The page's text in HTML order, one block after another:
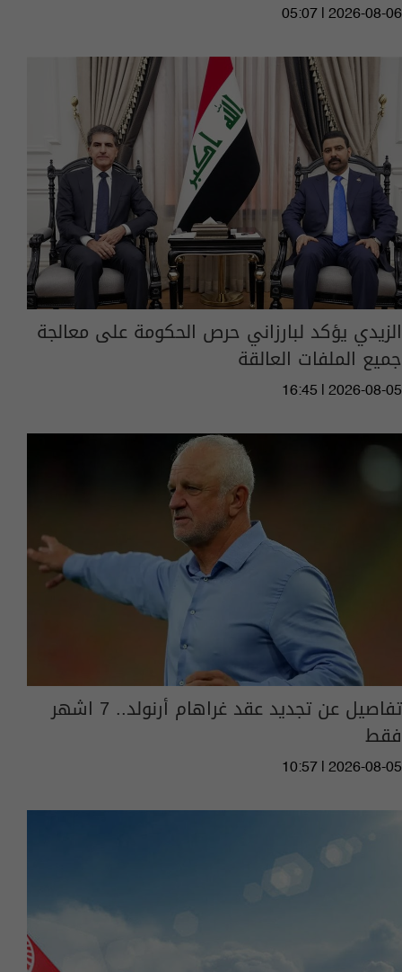
05:07 | 2026-08-06
الزيدي يؤكد لبارزاني حرص الحكومة على معالجة
جميع الملفات العالقة
16:45 | 2026-08-05
تفاصيل عن تجديد عقد غراهام أرنولد.. 7 اشهر
فقط
10:57 | 2026-08-05